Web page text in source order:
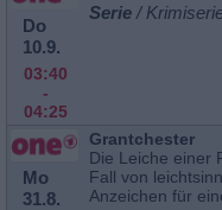
Do
10.9.
03:40
-
04:25
Serie /
Mo
31.8.
Grantchester
Die Leiche einer
Fall von
Anzeichen für